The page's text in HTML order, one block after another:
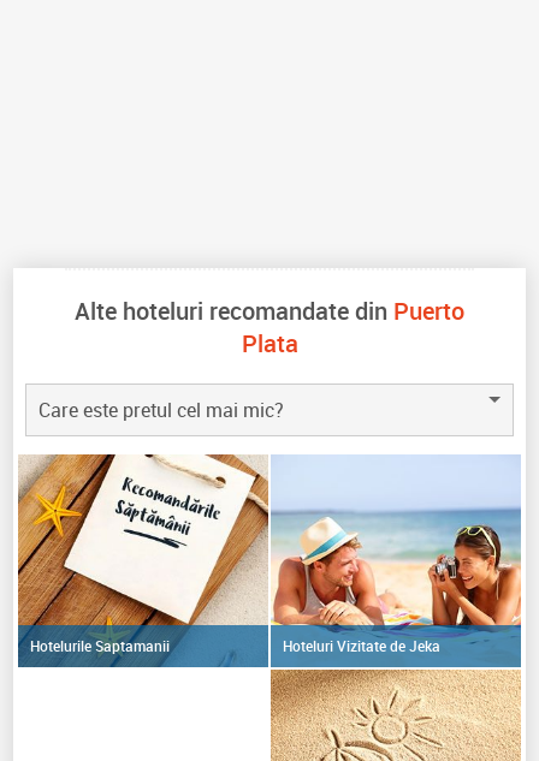
Alte hoteluri recomandate din Puerto
Plata
Care este pretul cel mai mic?
Hotelurile Saptamanii Hoteluri Vizitate de Jeka